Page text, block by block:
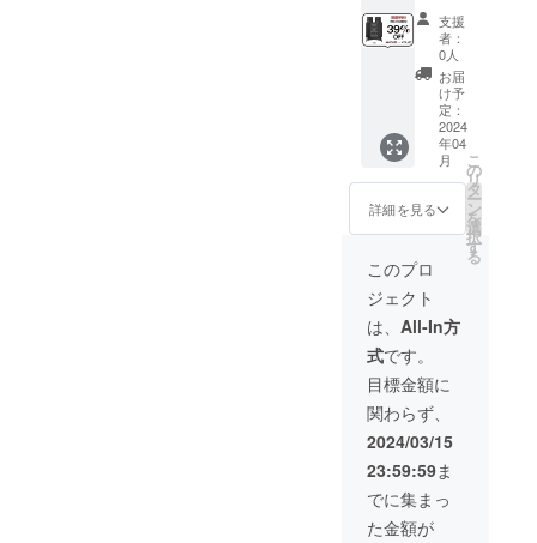
ケーブ
ルx1 ・
日本語
取扱説
明書×1
ポーチ
x2 ・ス
トラッ
プx2 ・
32GB
microS
Dカード
x2 ・ク
リーニ
ングク
ロスx2
キャッ
対物レ
ンズ
キャッ
プ x4 ・
USB
ケーブ
ルx2 ・
日本語
明書×2
80」 ※
一般予
定販売
価格：
￥117,0
39 ※税
込・送
料無料
（日本
国内限
定） ※
保証：
保証 ※3
セット
内容 ・
暗視ス
コープ
本体x3
・収納
ポーチ
x3 ・ス
トラッ
プx3 ・
32GB
microS
Dカード
x3 ・ク
支援
者：
0人
お届
け予
定：
2024
年04
月
詳細を見る
こ
の
リ
タ
ー
ン
を
選
択
す
る
このプロ
ジェクト
は、 All-In方
式です。
目標金額に
関わらず、
2024/03/15
23:59:59ま
でに集まっ
た金額が